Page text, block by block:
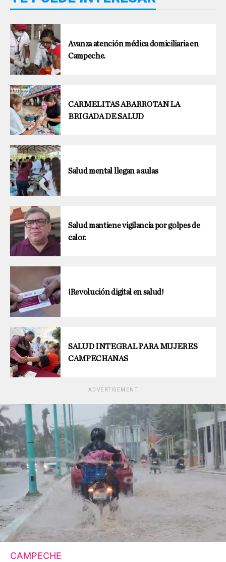
Avanza atención médica domiciliaria en
Campeche.
CARMELITAS ABARROTAN LA
BRIGADA DE SALUD
Salud mental llegan a aulas
Salud mantiene vigilancia por golpes de
calor.
¡Revolución digital en salud!
SALUD INTEGRAL PARA MUJERES
CAMPECHANAS
ADVERTISEMENT
CAMPECHE